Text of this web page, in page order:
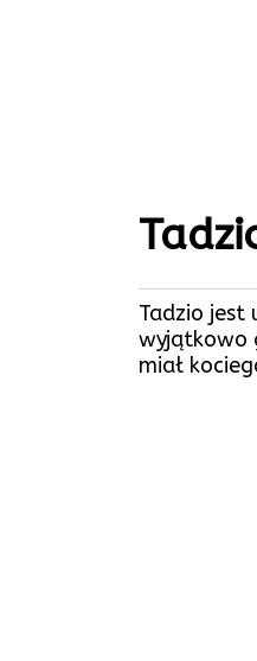
Tadzio jest
wyjątkowo
miał